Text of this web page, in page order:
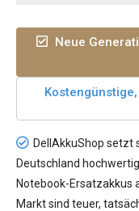
Neue
DellAkkuShop setzt
Deutschland
Notebook-Ersatzakkus
Markt sind teuer,